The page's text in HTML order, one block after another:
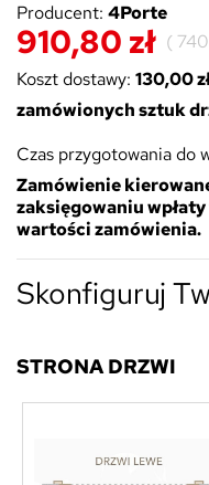
Producent: 4Porte
910,80 zł (
Koszt dostawy: 130,00
zamówionych sztuk
Czas przygotowania do
Zamówienie
zaksięgowaniu
wartości zamówienia.
Skonfiguruj
STRONA DRZWI